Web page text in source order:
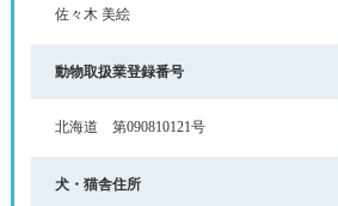
佐々木 美絵
動物取扱業登録番号
北海道 第090810121号
犬・猫舎住所